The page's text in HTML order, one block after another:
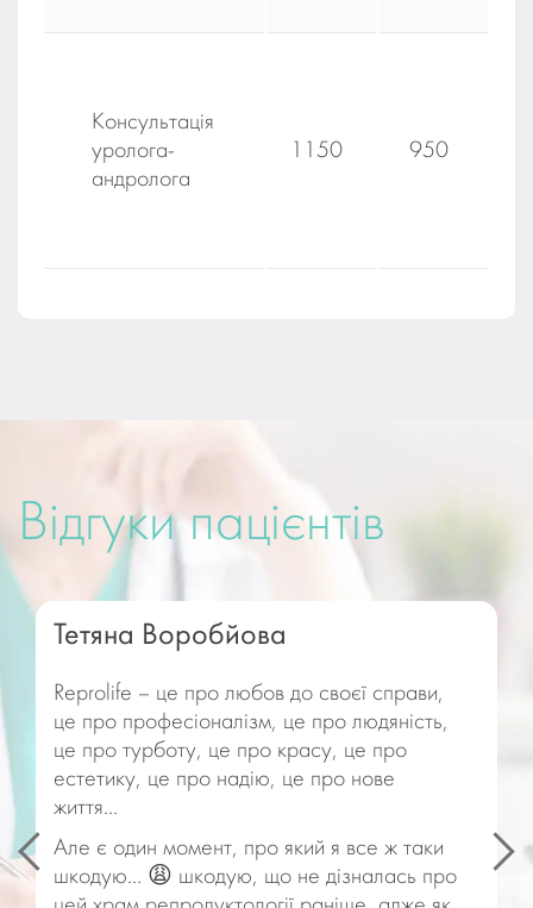
Консультація
уролога-
андролога
1150 950
Відгуки пацієнтів
Тетяна Воробйова
Reprolife – це про любов до своєї справи,
це про професіоналізм, це про людяність,
це про турботу, це про красу, це про
естетику, це про надію, це про нове
життя…
Але є один момент, про який я все ж таки
шкодую… 😩 шкодую, що не дізналась про